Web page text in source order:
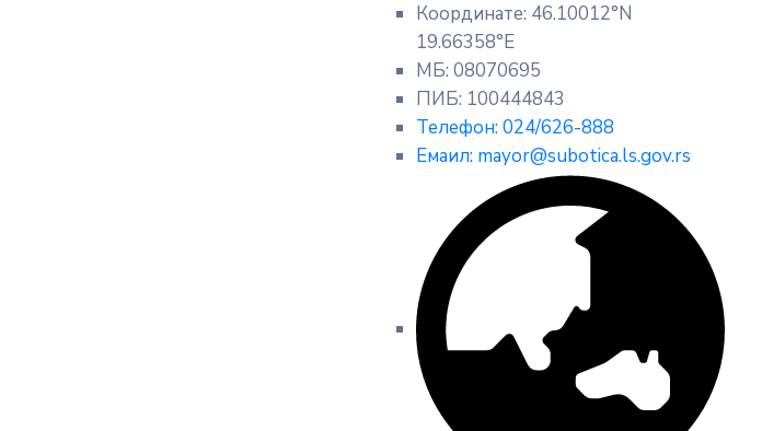
Координате: 46.10012°N
19.66358°E
МБ: 08070695
ПИБ: 100444843
Телефон: 024/626-888
Емаил: mayor@subotica.ls.gov.rs